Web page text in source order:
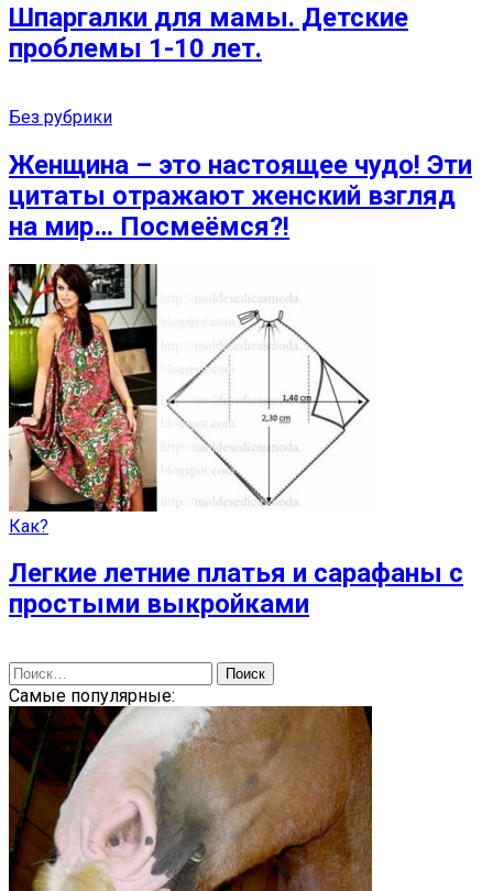
Шпаргалки для мамы. Детские
проблемы 1-10 лет.
Без рубрики
Женщина – это настоящее чудо! Эти
цитаты отражают женский взгляд
на мир… Посмеёмся?!
Как?
Легкие летние платья и сарафаны с
простыми выкройками
Найти:
Самые популярные: